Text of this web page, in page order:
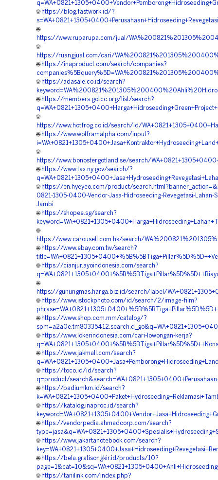
🌐 https://blog.fastwork.id/?
🌐
https://www.ruparupa.com/jual/
🌐
https://ruangjual.com/cari/
🌐 https://inaproduct.com/search/companies?
🌐 https://adasale.co.id/search?
🌐 https://members.gotcc.org/list/search?
🌐
https://www.hotfrog.co.id/search/id/
🌐 https://www.wolframalpha.com/input?
🌐
https://www.bonostergotland.se/search/
🌐 https://www.tax.ny.gov/search/?
🌐 https://en.hyeyeo.com/product/
0821-1305-0400-Vendor-Jasa-Hidroseeding-Revegetasi-Lahan-
Jambi
🌐 https://shopee.sg/search?
🌐
https://www.carousell.com.hk/search/
🌐 https://www.ebay.com.tw/search?
🌐 https://cianjur.ayoindonesia.com/search?
🌐
https://gunungmas.harga.biz.id/search/label/
🌐 https://www.istockphoto.com/id/search/2/image-film?
🌐 https://www.shop.com.mm/catalog/?
🌐 https://www.lokerindonesia.com/cari-lowongan-kerja?
🌐 https://www.jakmall.com/search?
🌐 https://toco.id/id/search?
q=product/
🌐 https://padiumkm.id/search?
🌐 https://katalog.inaproc.id/search?
🌐 https://vendorpedia.ahmadcorp.com/search?
🌐 https://www.jakartanotebook.com/search?
🌐 https://bela.gratisongkir.id/products/10?
🌐 https://tanilink.com/index.php?